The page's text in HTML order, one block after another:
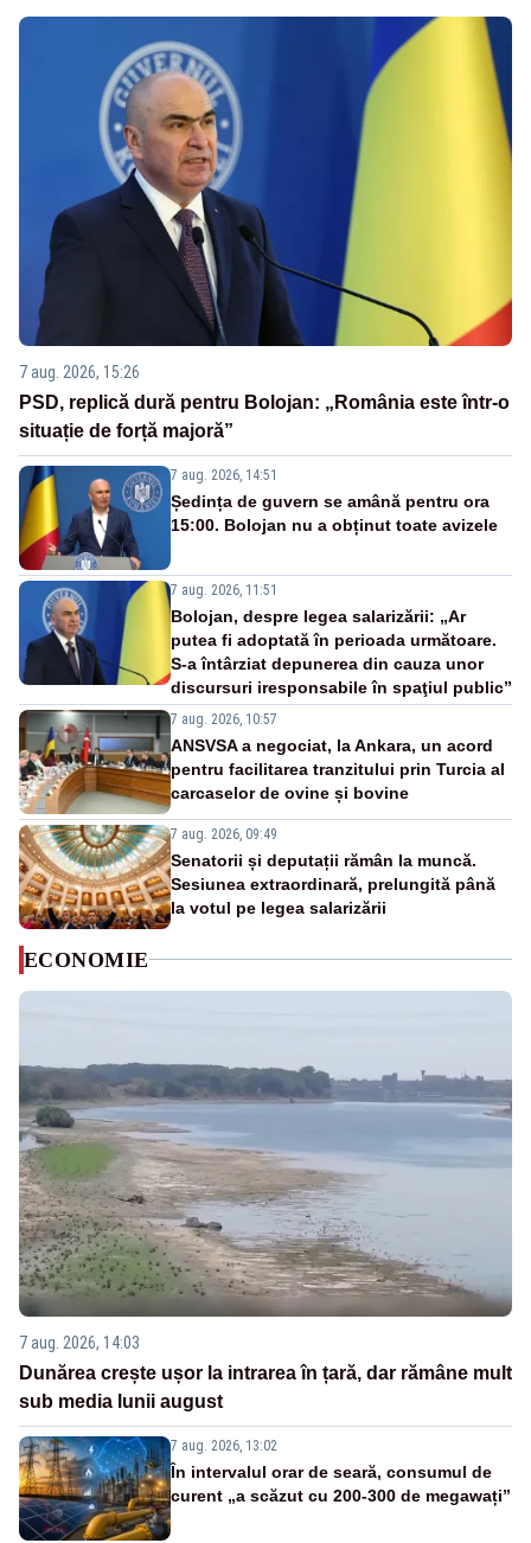
7 aug. 2026, 15:26
PSD, replică dură pentru Bolojan: „România este într-o
situație de forță majoră”
7 aug. 2026, 14:51
Ședința de guvern se amână pentru ora
15:00. Bolojan nu a obținut toate avizele
7 aug. 2026, 11:51
Bolojan, despre legea salarizării: „Ar
putea fi adoptată în perioada următoare.
S-a întârziat depunerea din cauza unor
discursuri iresponsabile în spaţiul public”
7 aug. 2026, 10:57
ANSVSA a negociat, la Ankara, un acord
pentru facilitarea tranzitului prin Turcia al
carcaselor de ovine și bovine
7 aug. 2026, 09:49
Senatorii și deputații rămân la muncă.
Sesiunea extraordinară, prelungită până
la votul pe legea salarizării
ECONOMIE
7 aug. 2026, 14:03
Dunărea crește ușor la intrarea în țară, dar rămâne mult
sub media lunii august
7 aug. 2026, 13:02
În intervalul orar de seară, consumul de
curent „a scăzut cu 200-300 de megawați”